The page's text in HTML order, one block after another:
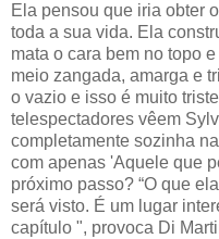
Ela pensou que iria obter
toda a sua vida. Ela
mata o cara bem no topo
meio zangada, amarga e
o vazio e isso é muito
telespectadores vêem
completamente sozinha
com apenas 'Aquele que
próximo passo? “O que
será visto. É um lugar
capítulo ", provoca Di